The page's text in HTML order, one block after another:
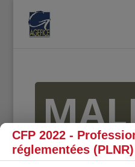
CFP 2022 -
réglementées (PLNR)